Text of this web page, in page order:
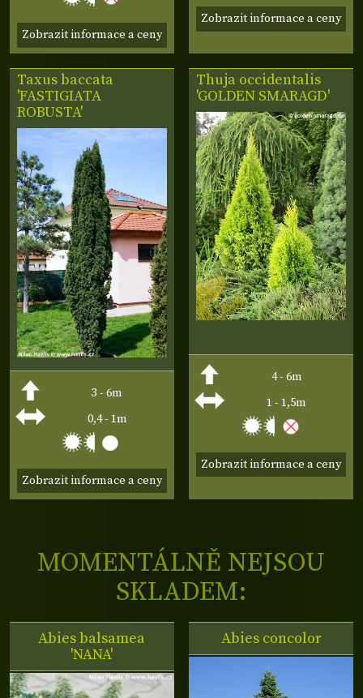
Zobrazit informace a ceny
Zobrazit informace a ceny
Taxus baccata
'FASTIGIATA
ROBUSTA'
3 - 6m
0,4 - 1m
Zobrazit informace a ceny
Thuja occidentalis
'GOLDEN SMARAGD'
4 - 6m
1 - 1,5m
Zobrazit informace a ceny
MOMENTÁLNĚ NEJSOU
SKLADEM:
Abies balsamea
'NANA'
Abies concolor